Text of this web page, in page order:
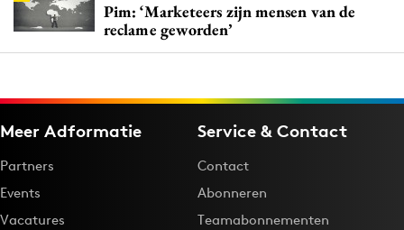
Pim: ‘Marketeers zijn mensen van de
reclame geworden’
Meer Adformatie
Partners
Events
Vacatures
Service & Contact
Contact
Abonneren
Teamabonnementen